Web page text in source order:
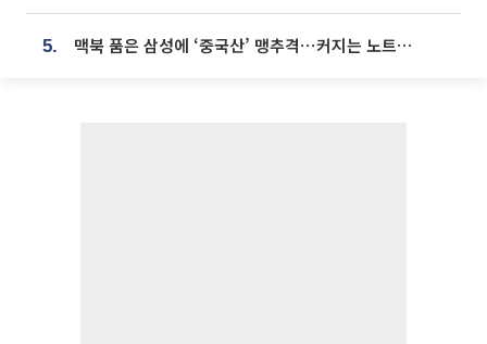
5. 맥북 품은 삼성에 ‘중국산’ 맹추격⋯커지는 노트북 OLED 시장